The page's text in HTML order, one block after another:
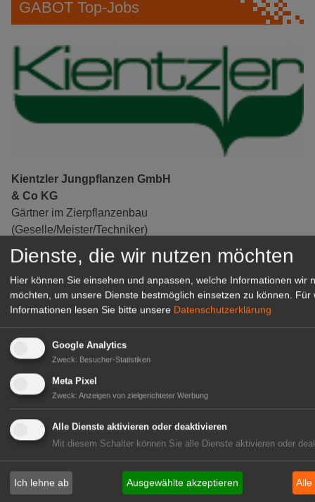
GABOT Top-Jobs
Kientzler Jungpflanzen GmbH
& Co KG
Gärtner im Zierpflanzenbau
(Geselle/Meister/Techniker)
(m/w/d)
Gensingen
zur Stellenanzeige
Gärtnerei Hanns
Mitarbeiter (m/w/d) für unsere
Dienste, die wir nutzen möchten
Hier können Sie einsehen und anpassen, welche Informationen wir
möchten, um unsere Dienste bestmöglich einsetzen zu können.
Für
Informationen lesen Sie bitte unsere Datenschutzerklärung
Google Analytics
Zweck: Besucher-Statistiken
Meta Pixel
Zweck: Anzeigen von zielgerichteter Werbung
Alle Dienste aktivieren oder deaktivieren
Mit diesem Schalter können Sie alle Dienste aktivieren oder
Ich lehne ab Ausgewählte akzeptieren Alle